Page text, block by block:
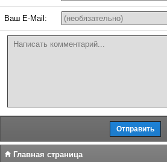
Ваш E-Mail:
Главная страница